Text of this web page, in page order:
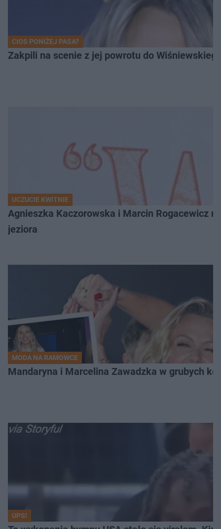
CIOS PONIŻEJ PASA?
Zakpili na scenie z jej powrotu do
UCZUCIE KWITNIE
Agnieszka Kaczorowska i Marcin Rogacewicz
jeziora
MODA NA RAMOWCE
Mandaryna i Marcelina Zawadzka w grubych
UPS!